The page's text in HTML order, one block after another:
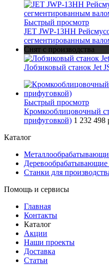
Быстрый просмотр
JET JWP-13HH
сегментированным
Снят с производства
Лобзиковый станок Jet
Быстрый просмотр
Кромкооблицовочный
прифуговкой) 1 232 498
Каталог
Деревообрабатывающие
Станки для
Помощь и сервисы
Главная
Контакты
Каталог
Акции
Наши проекты
Доставка
Статьи